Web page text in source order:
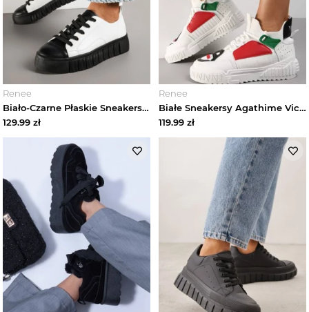
Renee
Biało-Czarne Płaskie Sneakersy Vices ze Sznurowaniem Lorori
129.99 zł
Renee
Białe Sneakersy Agathime Vices
119.99 zł